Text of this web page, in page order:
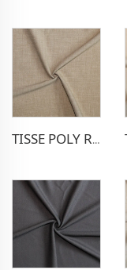
TISSE POLY RAYON POUR PANTALONS EXTENSIBLE